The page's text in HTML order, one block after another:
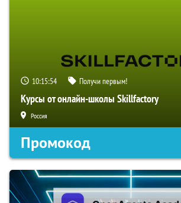
10:15:53 Получи первым!
Курсы от онлайн-школы Skillfactory
Россия
Промокод